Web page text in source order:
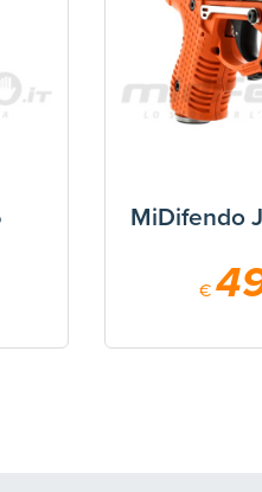
MiDifendo
€